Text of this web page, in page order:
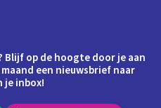
op de hoogte door je aan
een nieuwsbrief naar
je inbox!